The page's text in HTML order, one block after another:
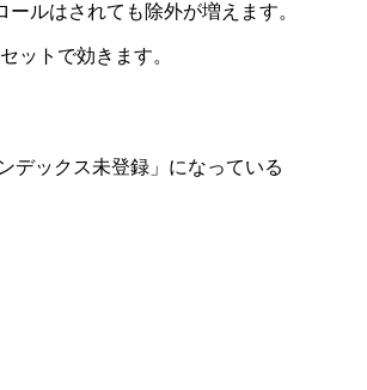
ルはされても除外が増えます。
ットで効きます。
デックス未登録」になっている